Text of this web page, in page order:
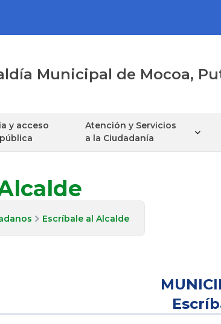
Municipal de Mocoa,
y acceso
Atención y Servicios
a la Ciudadanía
Escríbale al Alcalde